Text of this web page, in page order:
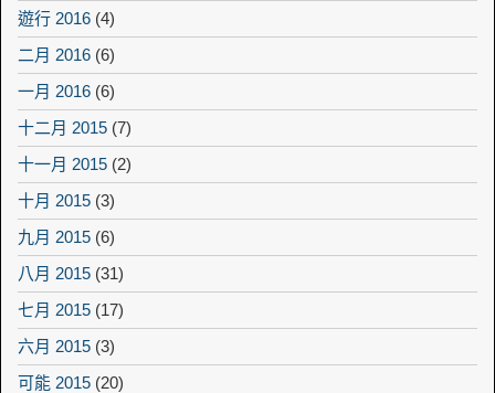
遊行 2016 (4)
二月 2016 (6)
一月 2016 (6)
十二月 2015 (7)
十一月 2015 (2)
十月 2015 (3)
九月 2015 (6)
八月 2015 (31)
七月 2015 (17)
六月 2015 (3)
可能 2015 (20)